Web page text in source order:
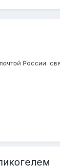
России.